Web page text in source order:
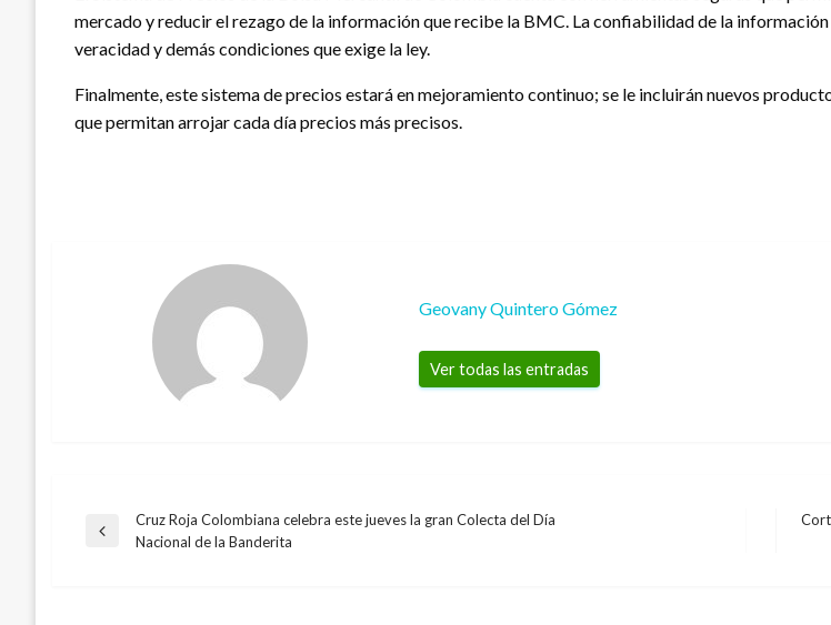
mercado y reducir el rezago de la información que recibe la BMC. La confiabilidad de la
veracidad y demás condiciones que exige la ley.
Finalmente, este sistema de precios estará en mejoramiento continuo; se le incluirán nuevos
que permitan arrojar cada día precios más precisos.
Geovany Quintero Gómez
Ver todas las entradas
Navegación
Entrada
Cruz Roja Colombiana celebra este jueves la gran Colecta del Día
Nacional de la Banderita